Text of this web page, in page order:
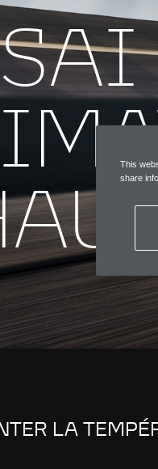
LA
This
share